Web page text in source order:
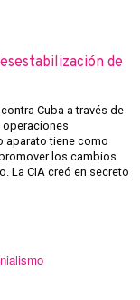
de
Cuba a través de
operaciones
aparato tiene como
los cambios
La CIA creó en secreto